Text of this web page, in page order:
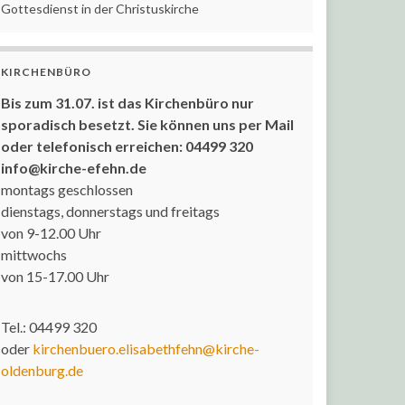
Gottesdienst in der Christuskirche
KIRCHENBÜRO
Bis zum 31.07. ist das Kirchenbüro nur
sporadisch besetzt. Sie können uns per Mail
oder telefonisch erreichen: 04499 320
info@kirche-efehn.de
montags geschlossen
dienstags, donnerstags und freitags
von 9-12.00 Uhr
mittwochs
von 15-17.00 Uhr
Tel.: 04499 320
oder kirchenbuero.elisabethfehn@kirche-
oldenburg.de